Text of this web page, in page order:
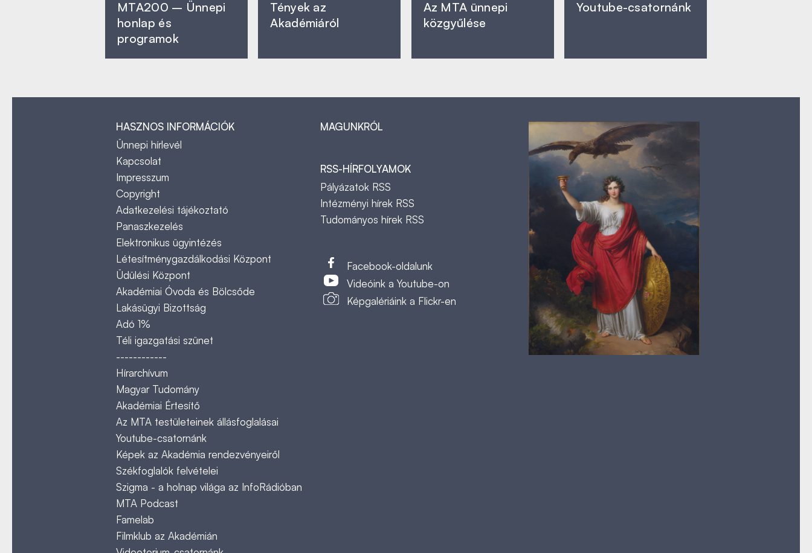
MTA200 – Ünnepi
honlap és
programok
Tények az
Akadémiáról
Az MTA ünnepi
közgyűlése
Youtube-csatornánk
HASZNOS INFORMÁCIÓK
Ünnepi hírlevél
Kapcsolat
Impresszum
Copyright
Adatkezelési tájékoztató
Panaszkezelés
Elektronikus ügyintézés
Létesítménygazdálkodási Központ
Üdülési Központ
Akadémiai Óvoda és Bölcsőde
Lakásügyi Bizottság
Adó 1%
Téli igazgatási szünet
------------
Hírarchívum
Magyar Tudomány
Akadémiai Értesítő
Az MTA testületeinek állásfoglalásai
Youtube-csatornánk
Képek az Akadémia rendezvényeiről
Székfoglalók felvételei
Szigma - a holnap világa az InfoRádióban
MTA Podcast
Famelab
Filmklub az Akadémián
MAGUNKRÓL
RSS-HÍRFOLYAMOK
Pályázatok RSS
Intézményi hírek RSS
Tudományos hírek RSS
Facebook-oldalunk
Videóink a Youtube-on
Képgalériáink a Flickr-en